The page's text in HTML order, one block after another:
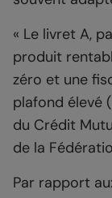
« Le livret A,
produit
zéro et une
plafond élevé
du Crédit
de la
Par rapport